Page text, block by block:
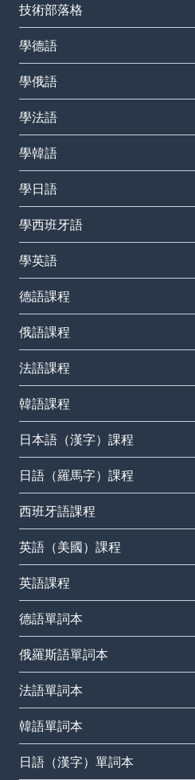
技術部落格
學德語
學俄語
學法語
學韓語
學日語
學西班牙語
學英語
德語課程
俄語課程
法語課程
韓語課程
日本語（漢字）課程
日語（羅馬字）課程
西班牙語課程
英語（美國）課程
英語課程
德語單詞本
俄羅斯語單詞本
法語單詞本
韓語單詞本
日語（漢字）單詞本